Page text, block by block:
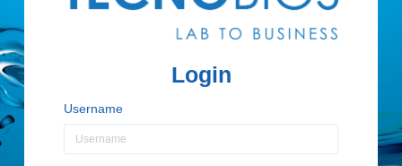
Login
Username